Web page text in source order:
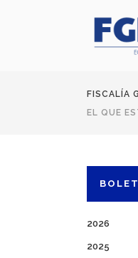
FISCALÍA
EL QUE
2026
2025